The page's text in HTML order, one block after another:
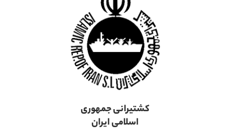
کشتیرانی جمهوری
اسلامی ایران